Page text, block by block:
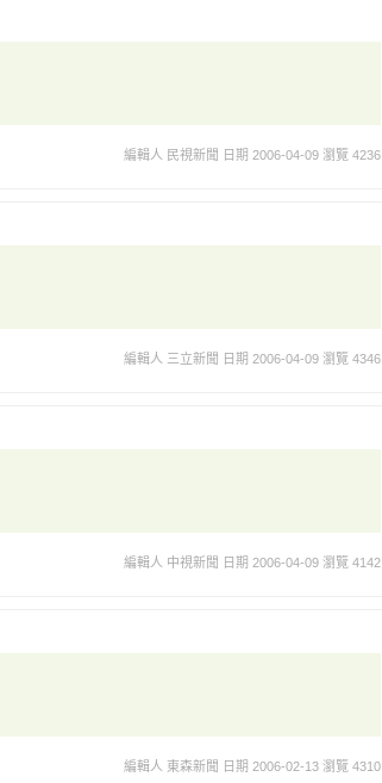
編輯人 民視新聞 日期 2006-04-09 瀏覽 4236
編輯人 三立新聞 日期 2006-04-09 瀏覽 4346
編輯人 中視新聞 日期 2006-04-09 瀏覽 4142
編輯人 東森新聞 日期 2006-02-13 瀏覽 4310